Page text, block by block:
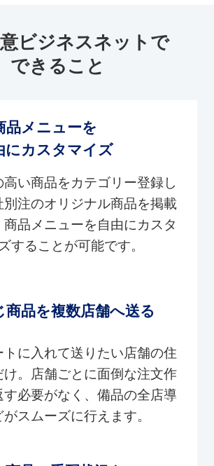
ビジネスネットで
できること
品メニューを
にカスタマイズ
い商品をカテゴリー登録し
別注のオリジナル商品を掲載
品メニューを自由にカスタ
することが可能です。
商品を複数店舗へ送る
トに入れて送りたい店舗の住
け。店舗ごとに面倒な注文作
す必要がなく、備品の全店導
がスムーズに行えます。